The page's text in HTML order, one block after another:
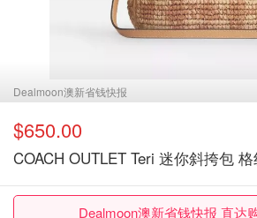
Dealmoon澳新省钱快报
$650.00
COACH OUTLET Teri 迷你斜挎包
Dealmoon澳新省钱快报 直达